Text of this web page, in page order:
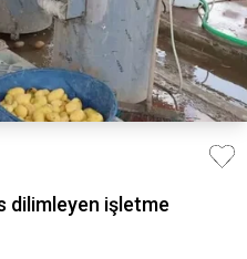
dilimleyen işletme